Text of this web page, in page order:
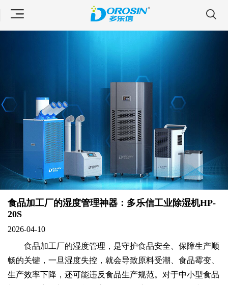
食品加工厂的湿度管理神器：多乐信工业除湿机HP-
20S
2026-04-10
食品加工厂的湿度管理，是守护食品安全、保障生产顺
畅的关键，一旦湿度失控，就会导致原料受潮、食品霉变、
生产效率下降，还可能违反食品生产规范。对于中小型食品